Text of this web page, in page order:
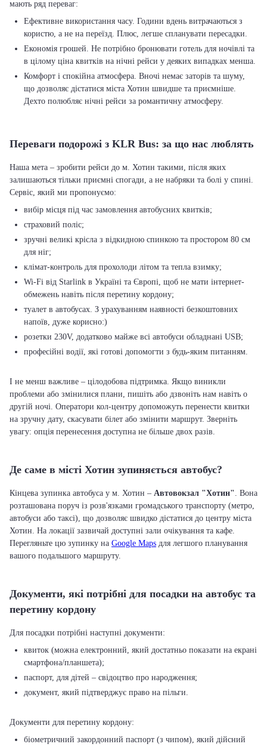
Ефективне використання часу. Години вдень витрачаються з
користю, а не на переїзд. Плюс, легше спланувати пересадки.
Економія грошей. Не потрібно бронювати готель для ночівлі та
в цілому ціна квитків на нічні рейси у деяких випадках менша.
Комфорт і спокійна атмосфера. Вночі немає заторів та шуму,
що дозволяє дістатися міста Хотин швидше та приємніше.
Дехто полюбляє нічні рейси за романтичну атмосферу.
Переваги подорожі з KLR Bus: за що нас люблять
Наша мета – зробити рейси до м. Хотин такими, після яких
залишаються тільки приємні спогади, а не набряки та болі у спині.
вибір місця під час замовлення автобусних квитків;
страховий поліс;
зручні великі крісла з відкидною спинкою та простором 80 см
для ніг;
клімат-контроль для прохолоди літом та тепла взимку;
Wi-Fi від Starlink в Україні та Європі, щоб не мати інтернет-
обмежень навіть після перетину кордону;
туалет в автобусах. З урахуванням наявності безкоштовних
напоїв, дуже корисно:)
розетки 230V, додатково майже всі автобуси обладнані USB;
професійні водії, які готові допомогти з будь-яким питанням.
І не менш важливе – цілодобова підтримка. Якщо виникли
проблеми або змінилися плани, пишіть або дзвоніть нам навіть о
другій ночі. Оператори кол-центру допоможуть перенести квитки
на зручну дату, скасувати білет або змінити маршрут. Зверніть
увагу: опція перенесення доступна не більше двох разів.
Де саме в місті Хотин зупиняється автобус?
Кінцева зупинка автобуса у м. Хотин – Автовокзал "Хотин". Вона
розташована поруч із розв'язками громадського транспорту (метро,
автобуси або таксі), що дозволяє швидко дістатися до центру міста
Хотин. На локації зазвичай доступні зали очікування та кафе.
Перегляньте цю зупинку на Google Maps для легшого планування
вашого подальшого маршруту.
Документи, які потрібні для посадки на автобус та
перетину кордону
квиток (можна електронний, який достатньо показати на екрані
смартфона/планшета);
паспорт, для дітей – свідоцтво про народження;
документ, який підтверджує право на пільги.
біометричний закордонний паспорт (з чипом), який дійсний